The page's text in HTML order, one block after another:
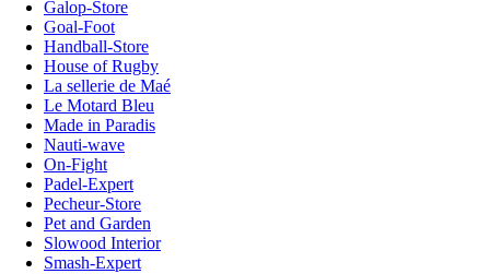
Galop-Store
Goal-Foot
Handball-Store
House of Rugby
La sellerie de Maé
Le Motard Bleu
Made in Paradis
Nauti-wave
On-Fight
Padel-Expert
Pecheur-Store
Pet and Garden
Slowood Interior
Smash-Expert